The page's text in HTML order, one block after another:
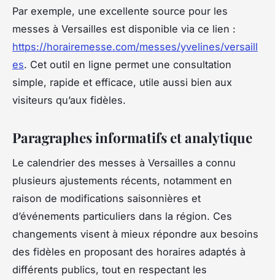
Par exemple, une excellente source pour les
messes à Versailles est disponible via ce lien :
https://horairemesse.com/messes/yvelines/versaill
es. Cet outil en ligne permet une consultation
simple, rapide et efficace, utile aussi bien aux
visiteurs qu’aux fidèles.
Paragraphes informatifs et analytique
Le calendrier des messes à Versailles a connu
plusieurs ajustements récents, notamment en
raison de modifications saisonnières et
d’événements particuliers dans la région. Ces
changements visent à mieux répondre aux besoins
des fidèles en proposant des horaires adaptés à
différents publics, tout en respectant les